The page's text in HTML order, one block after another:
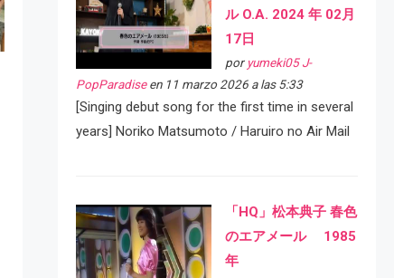
ル O.A. 2024 年 02月
17日
por yumeki05 J-
PopParadiseen 11 marzo 2026 a las 5:33
[Singing debut song for the first time in several
years] Noriko Matsumoto / Haruiro no Air Mail
「HQ」松本典子 春色
のエアメール 1985
年